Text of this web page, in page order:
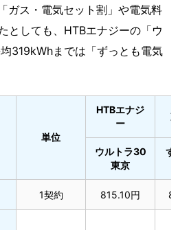
ガス・電気セット割」や電気料
としても、HTBエナジーの「ウ
319kWhまでは「ずっとも電気
単位
HTBエナジ
ー
ウルトラ30
東京
ず
1契約 815.10円